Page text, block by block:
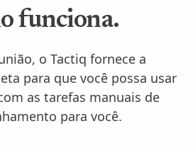
funciona.
o Tactiq fornece a
para que você possa usar
as tarefas manuais de
para você.